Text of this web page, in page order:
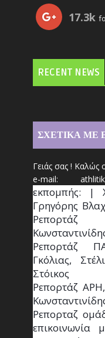
17.3k
RECENT NEWS
ΣΧΕΤΙΚΑ ΜΕ
Γειάς σας !
e-mail: athlit
εκπομπής: |
Γρηγόρης
Ρεπορτάζ
Γκόλιας,
Στόικος
Ρεπορτάζ
Ρεπορταζ
επικοινωνία